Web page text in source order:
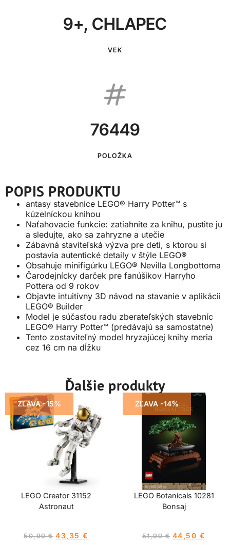
9+, CHLAPEC
VEK
76449
POLOŽKA
POPIS PRODUKTU
antasy stavebnice LEGO® Harry Potter™ s
kúzelníckou knihou
Naťahovacie funkcie: zatiahnite za knihu, pustite ju
a sledujte, ako sa zahryzne a utečie
Zábavná staviteľská výzva pre deti, s ktorou si
postavia autentické detaily v štýle LEGO®
Obsahuje minifigúrku LEGO® Nevilla Longbottoma
Čarodejnícky darček pre fanúšikov Harryho
Pottera od 9 rokov
Objavte intuitívny 3D návod na stavanie v aplikácii
LEGO® Builder
Model je súčasťou radu zberateľských stavebníc
LEGO® Harry Potter™ (predávajú sa samostatne)
Tento zostaviteľný model hryzajúcej knihy meria
cez 16 cm na dĺžku
Ďalšie produkty
ZĽAVA -15%
LEGO Creator 31152
Astronaut
50,99€ 43,35€
ZĽAVA -14%
LEGO Botanicals 10281
Bonsaj
51,99€ 44,50 €